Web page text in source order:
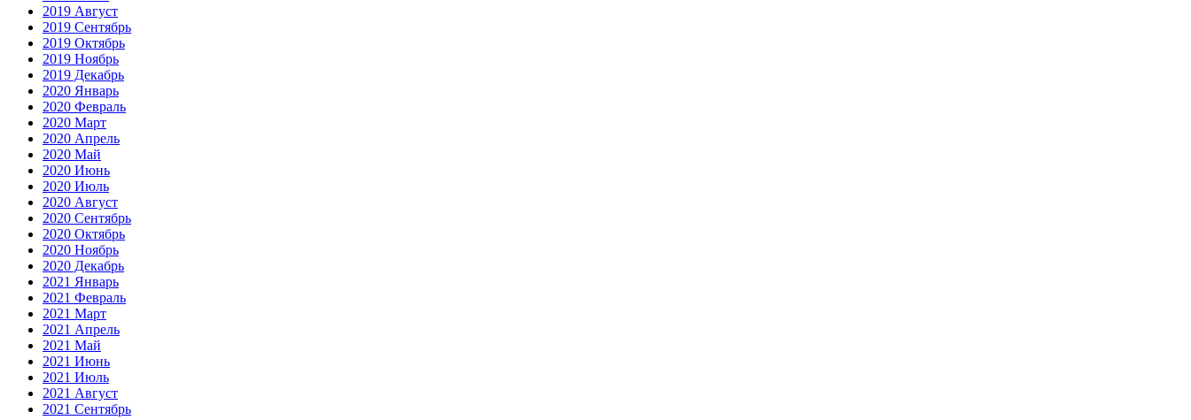
2019 Август
2019 Сентябрь
2019 Октябрь
2019 Ноябрь
2019 Декабрь
2020 Январь
2020 Февраль
2020 Март
2020 Апрель
2020 Май
2020 Июнь
2020 Июль
2020 Август
2020 Сентябрь
2020 Октябрь
2020 Ноябрь
2020 Декабрь
2021 Январь
2021 Февраль
2021 Март
2021 Апрель
2021 Май
2021 Июнь
2021 Июль
2021 Август
2021 Сентябрь